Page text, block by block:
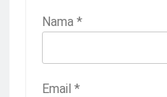
Nama *
Email *